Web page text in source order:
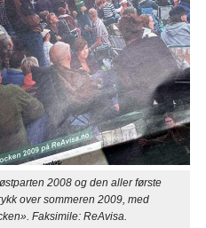
2008 og den aller første
over sommeren 2009, med
Faksimile: ReAvisa.